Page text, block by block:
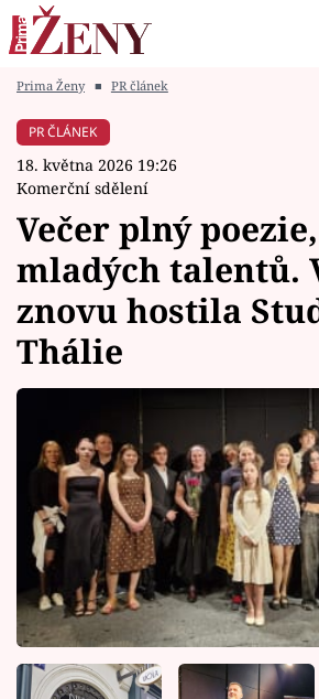
Módní alarm
Témata
Celebrity
Vztahy
Seriály
Horoskopy
Sledujte prima+
Filmový festival Karlovy
Pořady
Prima Ženy ■ PR článek
PR ČLÁNEK
18. května 2026 19:26
Komerční sdělení
Večer plný
mladých talentů.
znovu hostila
Thálie